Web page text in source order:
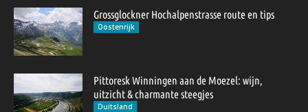
Grossglockner Hochalpenstrasse route en tips
Oostenrijk
Pittoresk Winningen aan de Moezel: wijn,
uitzicht & charmante steegjes
Duitsland